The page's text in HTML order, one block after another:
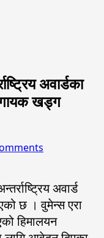
अवार्डका
गायक खड्ग
अवार्ड
छ । वुमेन्स एरा
हिमालयन